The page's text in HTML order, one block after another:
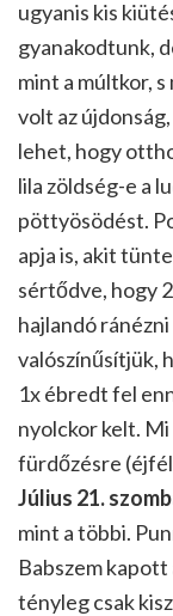
ugyanis kis
gyanakodtunk,
mint a múltkor, s
volt az
lehet, hogy
lila zöldség-e a
pöttyösödést.
apja is, akit
sértődve, hogy
hajlandó
valószínűsítjük,
1x ébredt fel
nyolckor kelt.
fürdőzésre
Július 21.
mint a többi.
Babszem kapott
tényleg csak